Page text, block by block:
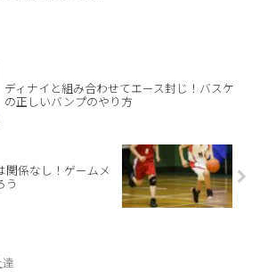
ディナイと組み合わせてエース封じ！バスケ
の正しいバンプのやり方
関係なし！ゲームメ
う